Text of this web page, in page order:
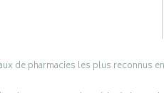
de pharmacies les plus reconnus